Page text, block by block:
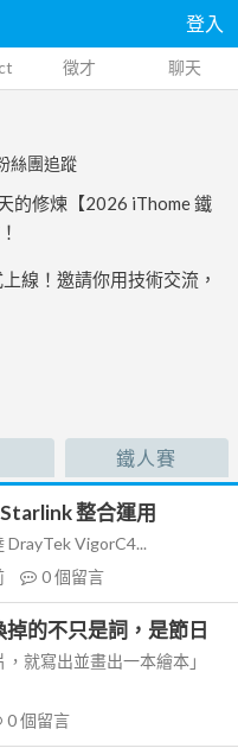
登入
徵才 聊天
絲團追蹤
的修煉【2026 iThome 鐵
線！邀請你用技術交流，
鐵人賽
整合運用
DrayTek VigorC4...
0個留言
的不只是詞，是節日
就寫出並畫出一本繪本」
0個留言